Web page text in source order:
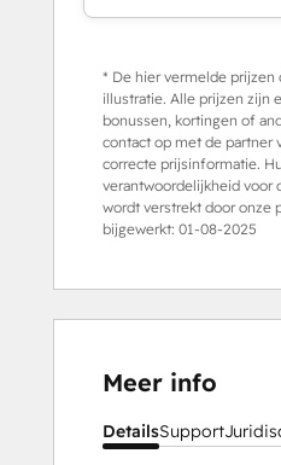
* De hier vermelde prijzen
illustratie. Alle prijzen zijn
bonussen, kortingen of
contact op met de partner
correcte prijsinformatie.
verantwoordelijkheid voor
wordt verstrekt door onze
bijgewerkt: 01-08-2025
Meer info
DetailsSupport